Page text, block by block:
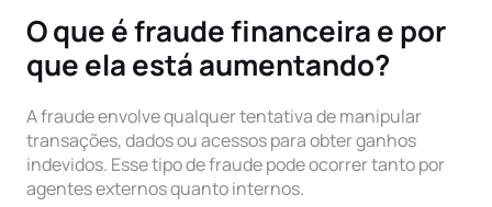
O que é fraude financeira e por
que ela está aumentando?
A fraude envolve qualquer tentativa de manipular
transações, dados ou acessos para obter ganhos
indevidos. Esse tipo de fraude pode ocorrer tanto por
agentes externos quanto internos.